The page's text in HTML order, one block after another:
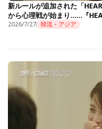
新ルールが追加された「
から心理戦が始まり……『
2026/7/27 韓流・アジア